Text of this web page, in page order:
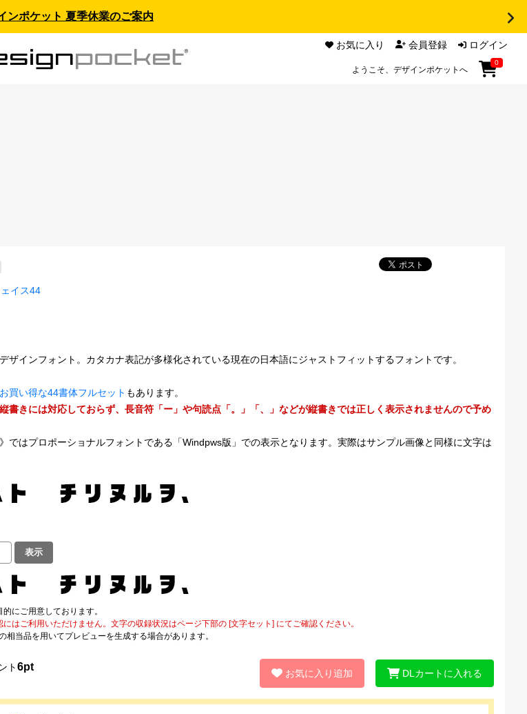
ンポケット 夏季休業のご案内
お気に入り 会員登録 ログイン
ようこそ、デザインポケットへ
0
イス44
ザインフォント。カタカナ表記が多様化されている現在の日本語にジャストフィットするフォントです。
お買い得な44書体フルセット もあります。
書きには対応しておらず、長音符「ー」や句読点「。」「、」などが縦書きでは正しく表示されませんので予め
ではプロポーショナルフォントである「Windpws版」での表示となります。実際はサンプル画像と同様に文字は
表示
にご用意しております。
はご利用いただけません。文字の収録状況はページ下部の [文字セット] にてご確認ください。
当品を用いてプレビューを生成する場合があります。
ト6pt
お気に入り追加 DLカートに入れる